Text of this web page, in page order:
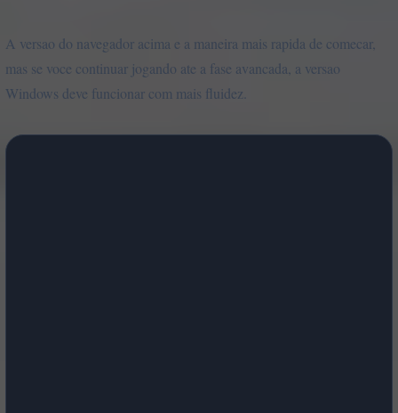
A versao do navegador acima e a maneira mais rapida de comecar,
mas se voce continuar jogando ate a fase avancada, a versao
Windows deve funcionar com mais fluidez.